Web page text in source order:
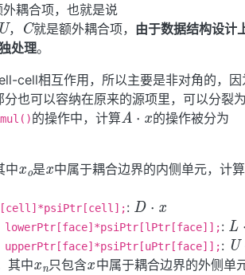
耦合项，也就是说
，
C
就是额外耦合项， 由于数据结构设计
处理。
cell相互作用，所以主要是非对角的，因
分也可以容纳在原来的源项里，可以分裂
的操作中，计算
A⋅x
的操作被分为
中 是
中属于耦合边界的内侧单元，计
:
lowerPtr[face]*psiPtr[lPtr[face]];:
:
U ⋅
其中
x
n
只包含
x
中属于耦合边界的外侧单元